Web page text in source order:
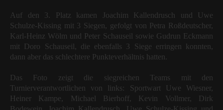
Auf den 3. Platz kamen Joachim Kallendrusch und Uwe
Schulze-Kissing mit 3 Siegen, gefolgt von Petra Roßdeutscher,
Karl-Heinz Wölm und Peter Schauseil sowie Gudrun Eckmann
mit Doro Schauseil, die ebenfalls 3 Siege erringen konnten,
dann aber das schlechtere Punkteverhältnis hatten.
Das Foto zeigt die siegreichen Teams mit den
Turnierverantwortlichen von links: Sportwart Uwe Wiesner,
Heiner Kampe, Michael Bierhoff, Kevin Vollmer, Dirk